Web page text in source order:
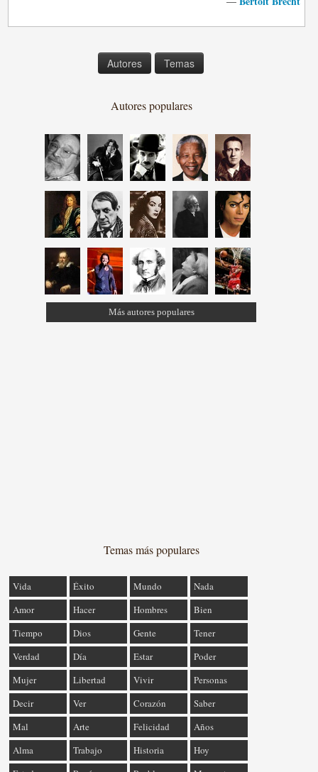
Autores Temas
Autores populares
Más autores populares
Temas más populares
Vida Éxito Mundo
Nada
Amor
Hacer Hombres
Bien
Tiempo
Dios Gente
Tener
Verdad
Día Estar
Poder
Mujer
Libertad Vivir
Personas
Decir
Ver Corazón
Saber
Mal
Arte Felicidad
Años
Alma
Trabajo Historia
Hoy